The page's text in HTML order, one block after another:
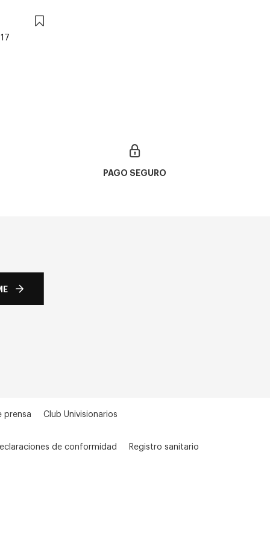
PAGO SEGURO
prensa Club Univisionarios
de conformidad Registro sanitario